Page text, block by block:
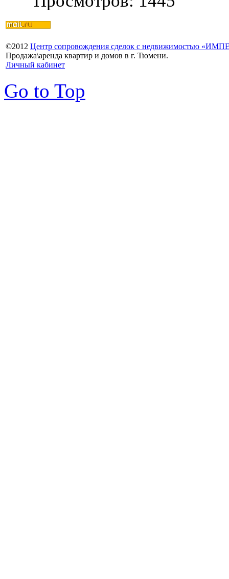
©2012 Центр сопровождения сделок с недвижимостью
Продажа\аренда квартир и домов в г. Тюмени.
Личный кабинет
Go to Top